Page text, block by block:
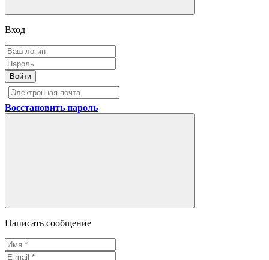
Вход
Войти
Восстановить пароль
Написать сообщение